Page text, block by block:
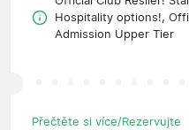
Hospitality options!,
Admission Upper Tier
Přečtěte si více/Rezervujte